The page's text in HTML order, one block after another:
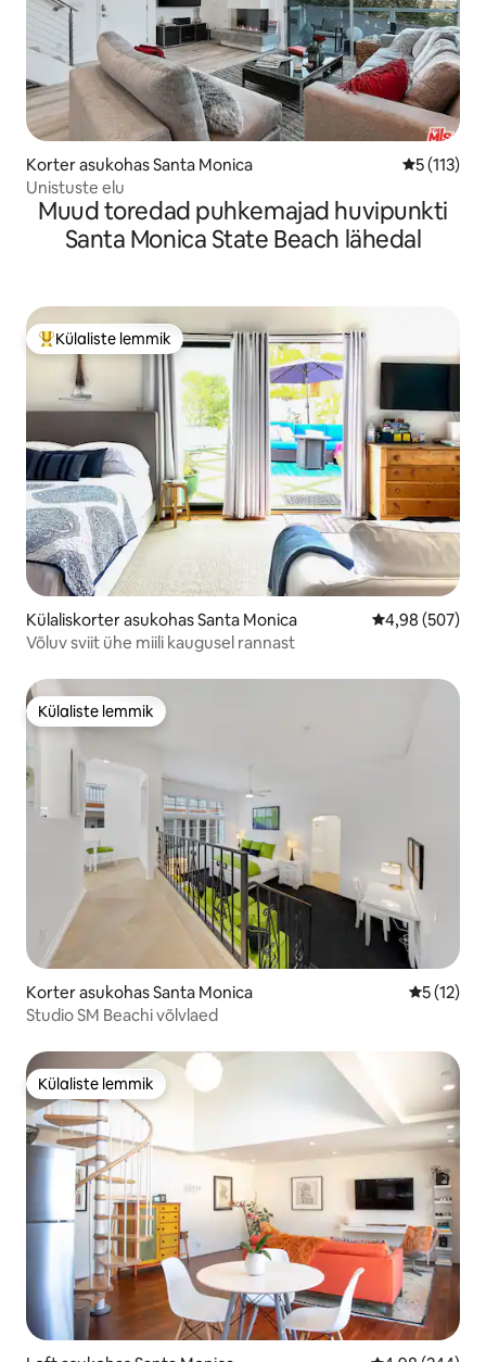
Korter asukohas Santa Monica Keskmine
5 (113)
Unistuste elu
Muud toredad puhkemajad huvipunkti
Santa Monica State Beach lähedal
Külaliste suur lemmik
Külaliste lemmik
Külaliskorter asukohas Santa Monica Keskmine
4,98 (507)
Võluv sviit ühe miili kaugusel rannast
Külaliste lemmik
Külaliste lemmik
Korter asukohas Santa Monica
5 (12)
Studio SM Beachi võlvlaed
Külaliste lemmik
Külaliste lemmik